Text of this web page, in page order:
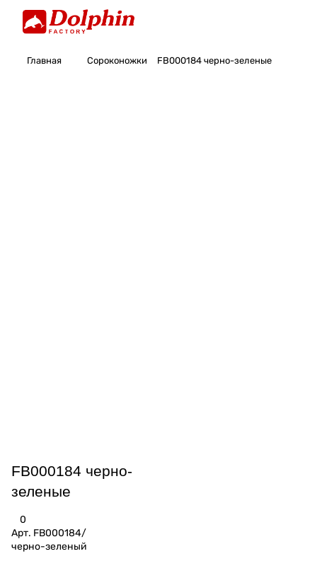
Главная Сороконожки FB000184 черно-зеленые
FB000184 черно-
зеленые
0
Арт. FB000184/
черно-зеленый